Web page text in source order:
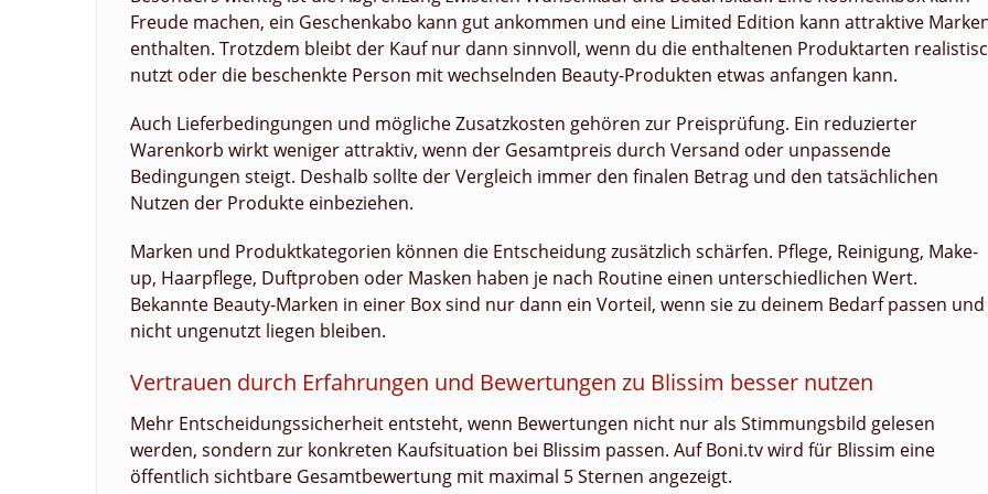
Freude machen, ein Geschenkabo kann gut ankommen und eine Limited Edition kann attraktive
enthalten. Trotzdem bleibt der Kauf nur dann sinnvoll, wenn du die enthaltenen Produktarten
nutzt oder die beschenkte Person mit wechselnden Beauty-Produkten etwas anfangen kann.
Auch Lieferbedingungen und mögliche Zusatzkosten gehören zur Preisprüfung. Ein reduzierter
Warenkorb wirkt weniger attraktiv, wenn der Gesamtpreis durch Versand oder unpassende
Bedingungen steigt. Deshalb sollte der Vergleich immer den finalen Betrag und den tatsächlichen
Nutzen der Produkte einbeziehen.
Marken und Produktkategorien können die Entscheidung zusätzlich schärfen. Pflege, Reinigung, Make-
up, Haarpflege, Duftproben oder Masken haben je nach Routine einen unterschiedlichen Wert.
Bekannte Beauty-Marken in einer Box sind nur dann ein Vorteil, wenn sie zu deinem Bedarf passen und
nicht ungenutzt liegen bleiben.
Vertrauen durch Erfahrungen und Bewertungen zu Blissim besser nutzen
Mehr Entscheidungssicherheit entsteht, wenn Bewertungen nicht nur als Stimmungsbild gelesen
werden, sondern zur konkreten Kaufsituation bei Blissim passen. Auf Boni.tv wird für Blissim eine
öffentlich sichtbare Gesamtbewertung mit maximal 5 Sternen angezeigt.